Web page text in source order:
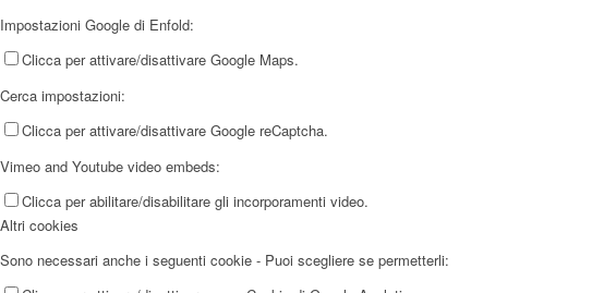
Impostazioni Google di Enfold:
Clicca per attivare/disattivare Google Maps.
Cerca impostazioni:
Clicca per attivare/disattivare Google reCaptcha.
Vimeo and Youtube video embeds:
Clicca per abilitare/disabilitare gli incorporamenti video.
Altri cookies
Sono necessari anche i seguenti cookie - Puoi scegliere se permetterli: